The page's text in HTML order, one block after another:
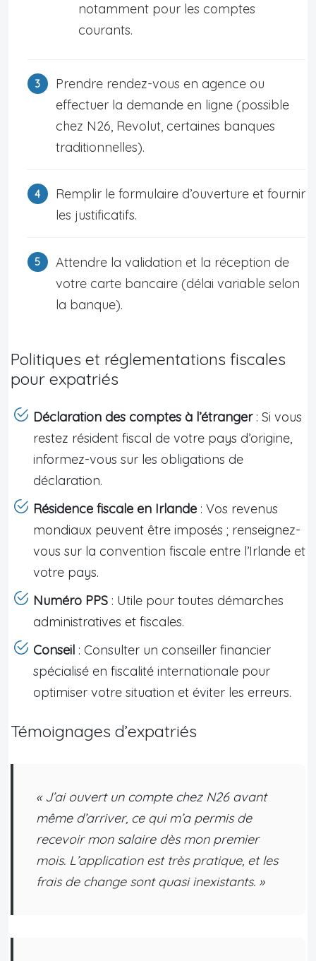
notamment pour les comptes
courants.
Prendre rendez-vous en agence ou
effectuer la demande en ligne (possible
chez N26, Revolut, certaines banques
traditionnelles).
Remplir le formulaire d’ouverture et fournir
les justificatifs.
Attendre la validation et la réception de
votre carte bancaire (délai variable selon
la banque).
Politiques et réglementations fiscales
pour expatriés
Déclaration des comptes à l’étranger: Si vous
restez résident fiscal de votre pays d’origine,
informez-vous sur les obligations de
déclaration.
Résidence fiscale en Irlande : Vos revenus
mondiaux peuvent être imposés ; renseignez-
vous sur la convention fiscale entre l’Irlande et
votre pays.
Numéro PPS : Utile pour toutes démarches
administratives et fiscales.
Conseil : Consulter un conseiller financier
spécialisé en fiscalité internationale pour
optimiser votre situation et éviter les erreurs.
Témoignages d’expatriés
« J’ai ouvert un compte chez N26 avant
même d’arriver, ce qui m’a permis de
recevoir mon salaire dès mon premier
mois. L’application est très pratique, et les
frais de change sont quasi inexistants. »